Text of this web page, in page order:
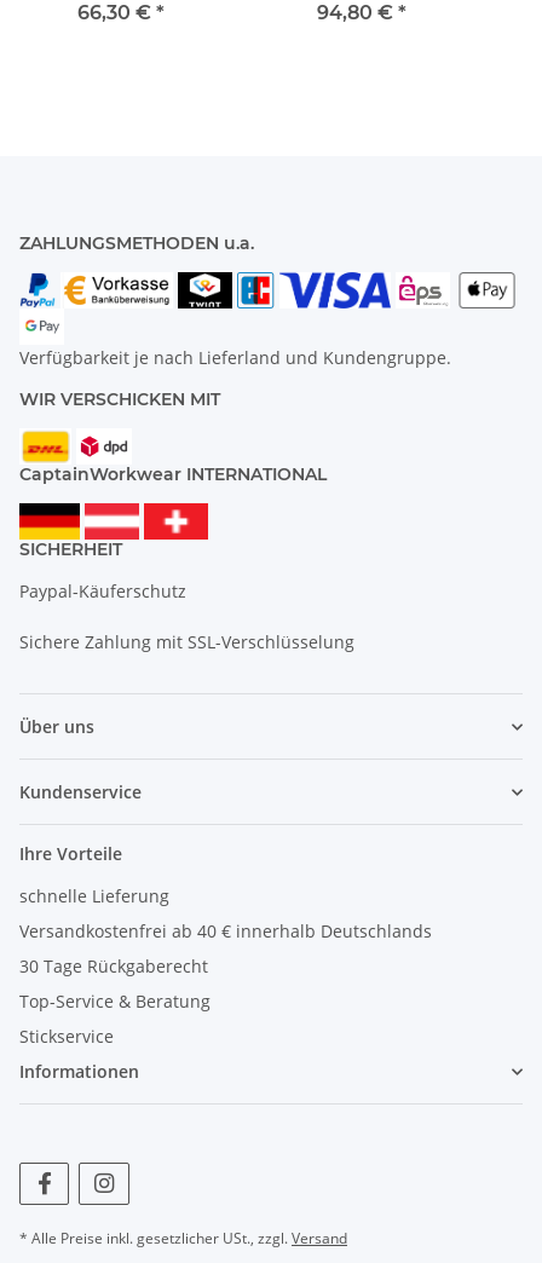
66,30 € *
94,80 € *
ZAHLUNGSMETHODEN u.a.
Verfügbarkeit je nach Lieferland und Kundengruppe.
WIR VERSCHICKEN MIT
CaptainWorkwear INTERNATIONAL
SICHERHEIT
Paypal-Käuferschutz
Sichere Zahlung mit SSL-Verschlüsselung
Über uns
Kundenservice
Ihre Vorteile
schnelle Lieferung
Versandkostenfrei ab 40 € innerhalb Deutschlands
30 Tage Rückgaberecht
Top-Service & Beratung
Stickservice
Informationen
* Alle Preise inkl. gesetzlicher USt., zzgl.Versand